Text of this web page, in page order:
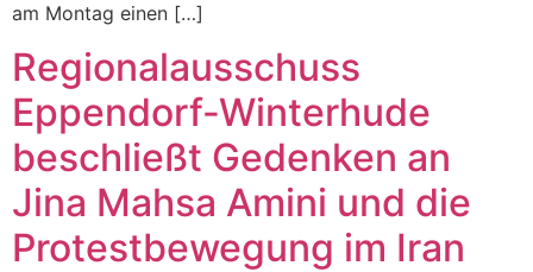
am Montag einen […]
Regionalausschuss
Eppendorf-Winterhude
beschließt Gedenken an
Jina Mahsa Amini und die
Protestbewegung im Iran